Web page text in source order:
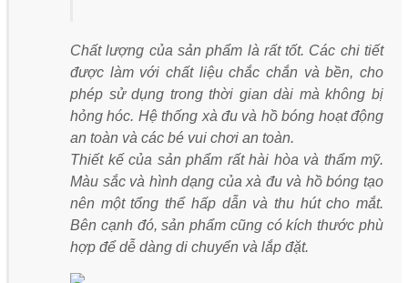
Chất lượng của sản phẩm là rất tốt. Các chi tiết
được làm với chất liệu chắc chắn và bền, cho
phép sử dụng trong thời gian dài mà không bị
hỏng hóc. Hệ thống xà đu và hồ bóng hoạt động
an toàn và các bé vui chơi an toàn.
Thiết kế của sản phẩm rất hài hòa và thẩm mỹ.
Màu sắc và hình dạng của xà đu và hồ bóng tạo
nên một tổng thể hấp dẫn và thu hút cho mắt.
Bên cạnh đó, sản phẩm cũng có kích thước phù
hợp để dễ dàng di chuyển và lắp đặt.